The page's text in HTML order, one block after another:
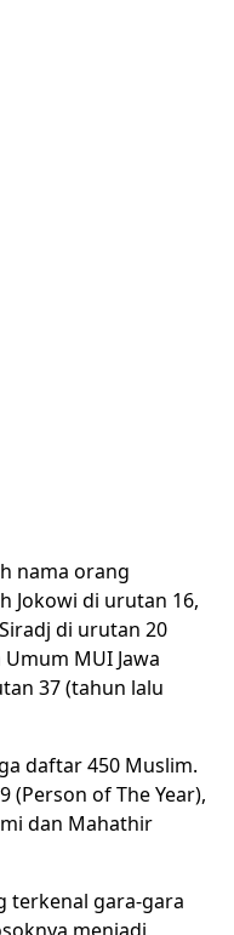
nama orang
Jokowi di urutan 16,
di urutan 20
MUI Jawa
37 (tahun lalu
daftar 450 Muslim.
(Person of The Year),
dan Mahathir
terkenal gara-gara